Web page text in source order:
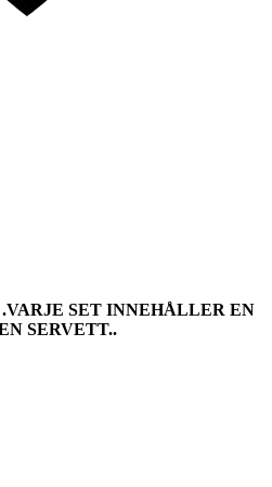
SET INNEHÅLLER EN
SERVETT..